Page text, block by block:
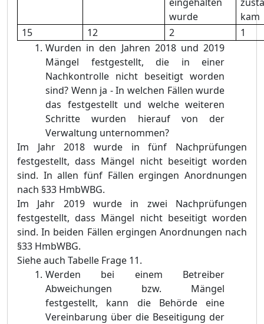
wurde
kam
15
12 2
1
Wurden in den Jahren 2018 und 2019
Mängel festgestellt, die in einer
Nachkontrolle nicht beseitigt worden
sind? Wenn ja - In welchen Fällen wurde
das festgestellt und welche weiteren
Schritte wurden hierauf von der
Verwaltung unternommen?
Im Jahr 2018 wurde in fünf Nachprüfungen
festgestellt, dass Mängel nicht beseitigt worden
sind. In allen fünf Fällen ergingen Anordnungen
nach §33 HmbWBG.
Im Jahr 2019 wurde in zwei Nachprüfungen
festgestellt, dass Mängel nicht beseitigt worden
sind. In beiden Fällen ergingen Anordnungen nach
§33 HmbWBG.
Siehe auch Tabelle Frage 11.
Werden bei einem Betreiber
Abweichungen bzw. Mängel
festgestellt, kann die Behörde eine
Vereinbarung über die Beseitigung der